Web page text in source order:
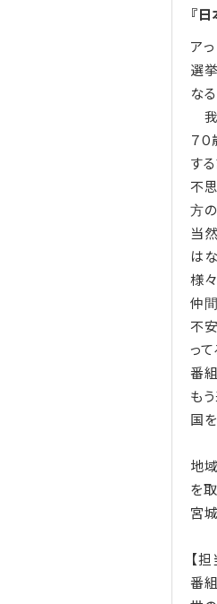
『
ア
選
な
我
７
する
不
方
当
は
様
仲
不
って
番
も
国
地
を
宮
【
番